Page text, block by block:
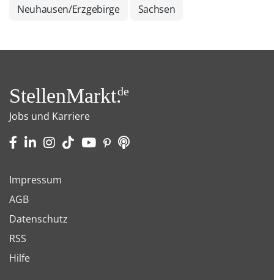
Neuhausen/Erzgebirge
Sachsen
StellenMarkt.de
Jobs und Karriere
Impressum
AGB
Datenschutz
RSS
Hilfe